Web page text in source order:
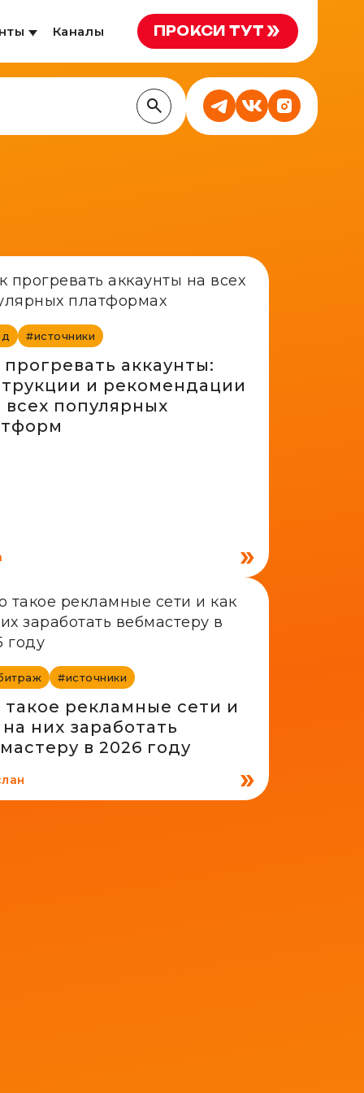
Каналы ПРОКСИ ТУТ
#источники
прогревать аккаунты:
и рекомендации
всех популярных
#источники
такое рекламные сети и
на них заработать
в 2026 году